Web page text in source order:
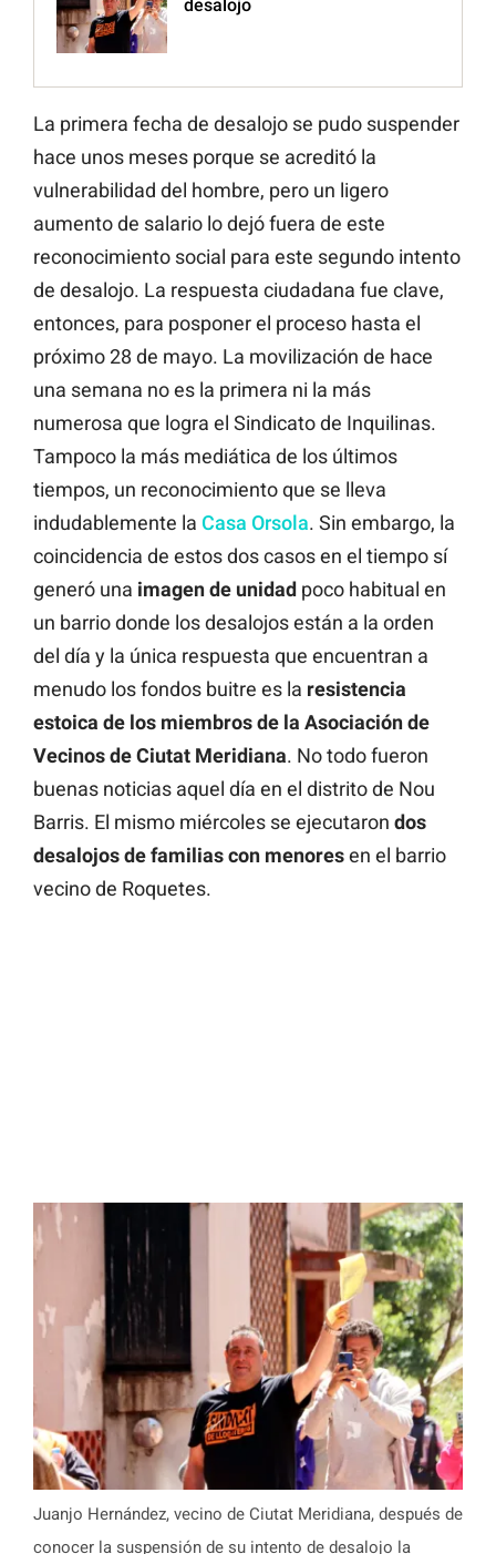
desalojo
La primera fecha de desalojo se pudo suspender
hace unos meses porque se acreditó la
vulnerabilidad del hombre, pero un ligero
aumento de salario lo dejó fuera de este
reconocimiento social para este segundo intento
de desalojo. La respuesta ciudadana fue clave,
entonces, para posponer el proceso hasta el
próximo 28 de mayo. La movilización de hace
una semana no es la primera ni la más
numerosa que logra el Sindicato de Inquilinas.
Tampoco la más mediática de los últimos
tiempos, un reconocimiento que se lleva
indudablemente la Casa Orsola. Sin embargo, la
coincidencia de estos dos casos en el tiempo sí
generó una imagende unidad poco habitual en
un barrio donde los desalojos están a la orden
del día y la única respuesta que encuentran a
menudo los fondos buitre es la resistencia
estoica de los miembros de la Asociación de
Vecinos de Ciutat Meridiana. No todo fueron
buenas noticias aquel día en el distrito de Nou
Barris. El mismo miércoles se ejecutaron dos
desalojos de familias con menoresen el barrio
vecino de Roquetes.
Juanjo Hernández, vecino de Ciutat Meridiana, después de
conocer la suspensión de su intento de desalojo la